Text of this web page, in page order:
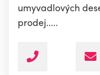
umyvadlových
prodej.....